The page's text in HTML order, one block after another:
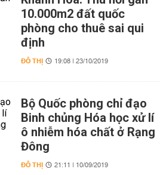
10.000m2 đất quốc
phòng cho thuê sai qui
định
ĐÔ THỊ 19:08 | 23/10/2019
Bộ Quốc phòng chỉ đạo
Binh chủng Hóa học xử lí
ô nhiễm hóa chất ở Rạng
Đông
ĐÔ THỊ 21:11 | 10/09/2019